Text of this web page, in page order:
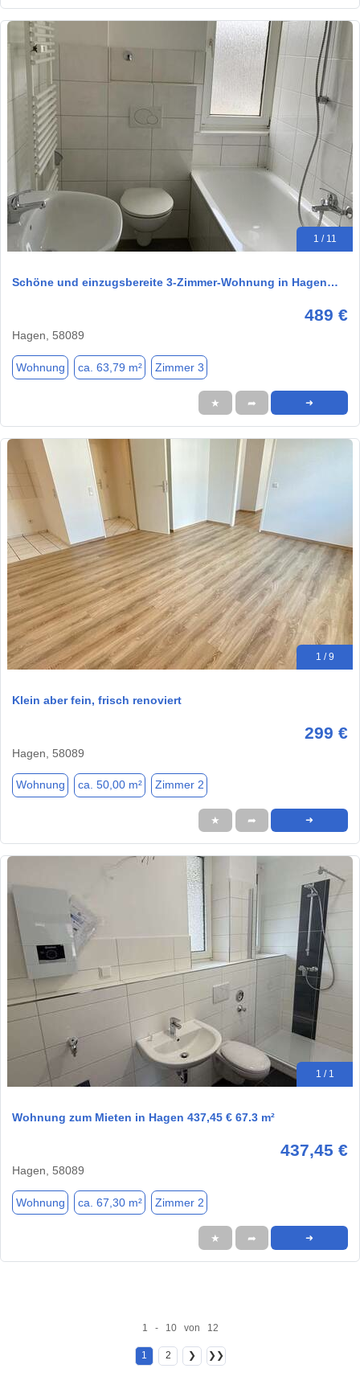
1 / 11
Schöne und einzugsbereite 3-Zimmer-Wohnung in Hagen…
489 €
Hagen, 58089
Wohnung ca. 63,79 m² Zimmer 3
★ ➦ ➜
1 / 9
Klein aber fein, frisch renoviert
299 €
Hagen, 58089
Wohnung ca. 50,00 m² Zimmer 2
★ ➦ ➜
1 / 1
Wohnung zum Mieten in Hagen 437,45 € 67.3 m²
437,45 €
Hagen, 58089
Wohnung ca. 67,30 m² Zimmer 2
★ ➦ ➜
1 - 10 von 12
1 2 ❯ ❯❯